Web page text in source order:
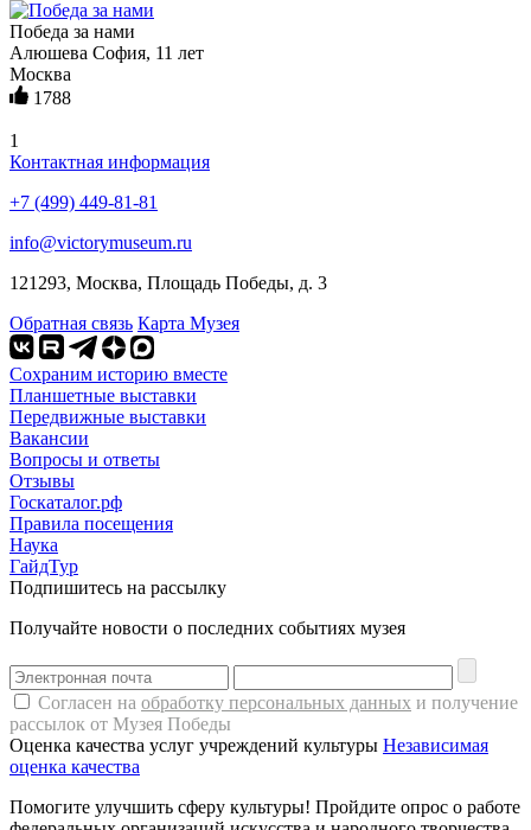
Победа за нами
Алюшева София, 11 лет
Москва
1788
1
Контактная информация
+7 (499) 449-81-81
info@victorymuseum.ru
121293, Москва, Площадь Победы, д. 3
Обратная связь Карта Музея
Сохраним историю вместе
Планшетные выставки
Передвижные выставки
Вакансии
Вопросы и ответы
Отзывы
Госкаталог.рф
Правила посещения
Наука
ГайдТур
Подпишитесь на рассылку
Получайте новости о последних событиях музея
Согласен на обработку персональных данных и получение
рассылок от Музея Победы
Оценка качества услуг учреждений культуры Независимая
оценка качества
Помогите улучшить сферу культуры! Пройдите опрос о работе